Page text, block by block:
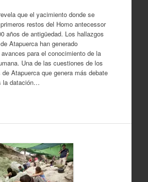
que el yacimiento donde se
restos del Homo antecessor
años de antigüedad. Los hallazgos
Atapuerca han generado
para el conocimiento de la
Una de las cuestiones de los
Atapuerca que genera más debate
la datación…